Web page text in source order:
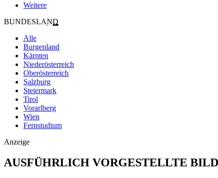
Weitere
BUNDESLAND
Alle
Burgenland
Kärnten
Niederösterreich
Oberösterreich
Salzburg
Steiermark
Tirol
Vorarlberg
Wien
Fernstudium
Anzeige
AUSFÜHRLICH VORGESTELLTE